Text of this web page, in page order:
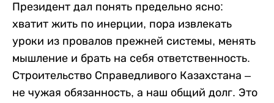
Президент дал понять предельно ясно:
хватит жить по инерции, пора извлекать
уроки из провалов прежней системы, менять
мышление и брать на себя ответственность.
Строительство Справедливого Казахстана –
не чужая обязанность, а наш общий долг. Это